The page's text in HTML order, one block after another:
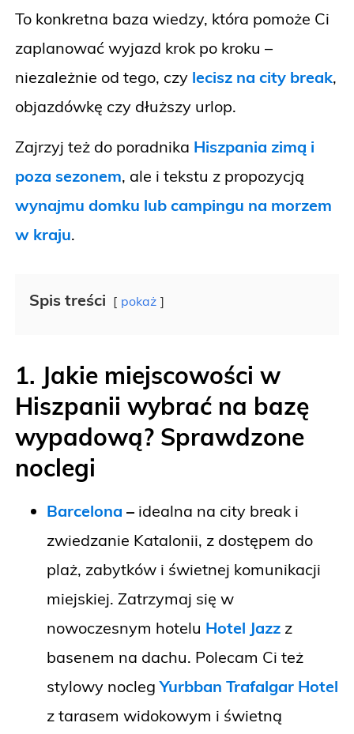
To konkretna baza wiedzy, która pomoże Ci
zaplanować wyjazd krok po kroku –
niezależnie od tego, czy lecisz na city break,
objazdówkę czy dłuższy urlop.
Zajrzyj też do poradnika Hiszpania zimą i
poza sezonem, ale i tekstu z propozycją
wynajmu domku lub campingu na morzem
w kraju.
Spis treści pokaż
1. Jakie miejscowości w
Hiszpanii wybrać na bazę
wypadową? Sprawdzone
noclegi
Barcelona – idealna na city break i
zwiedzanie Katalonii, z dostępem do
plaż, zabytków i świetnej komunikacji
miejskiej. Zatrzymaj się w
nowoczesnym hotelu Hotel Jazz z
basenem na dachu. Polecam Ci też
stylowy noclegYurbban Trafalgar Hotel
z tarasem widokowym i świetną